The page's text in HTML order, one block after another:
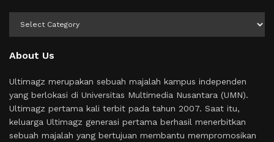
About Us
Ultimagz merupakan sebuah majalah kampus independen
yang berlokasi di Universitas Multimedia Nusantara (UMN).
Ultimagz pertama kali terbit pada tahun 2007. Saat itu,
keluarga Ultimagz generasi pertama berhasil menerbitkan
sebuah majalah yang bertujuan membantu mempromosikan